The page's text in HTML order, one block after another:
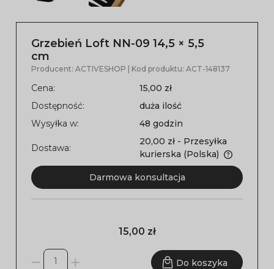
Grzebień Loft NN-09 14,5 × 5,5
cm
Producent: ACTIVESHOP | Kod produktu: ACT-148137
Cena:
15,00 zł
Dostępność:
duża ilość
Wysyłka w:
48 godzin
Dostawa:
20,00 zł - Przesyłka
kurierska (Polska)
Darmowa konsultacja
15,00 zł
Do koszyka